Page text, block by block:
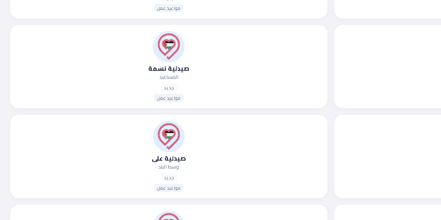
مواعيد عمل
صيدلية نسمة
المساعيد
جديد
مواعيد عمل
صيدلية علي
وسط البلد
جديد
مواعيد عمل